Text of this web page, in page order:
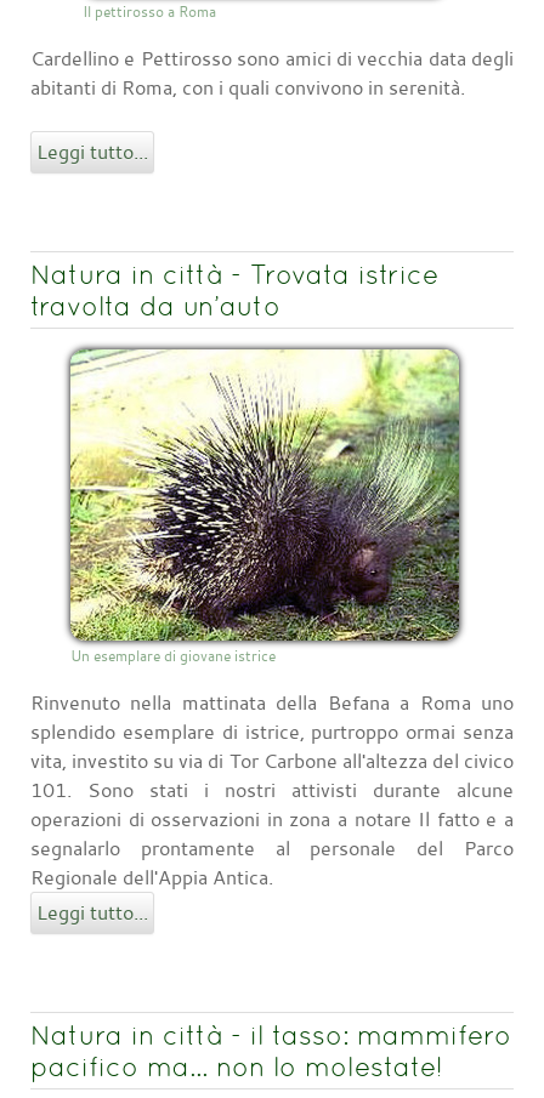
Il pettirosso a Roma
Cardellino e Pettirosso sono amici di vecchia data degli
abitanti di Roma, con i quali convivono in serenità.
Leggi tutto...
Natura in città - Trovata istrice
travolta da un’auto
Un esemplare di giovane istrice
Rinvenuto nella mattinata della Befana a Roma uno
splendido esemplare di istrice, purtroppo ormai senza
vita, investito su via di Tor Carbone all'altezza del civico
101. Sono stati i nostri attivisti durante alcune
operazioni di osservazioni in zona a notare Il fatto e a
segnalarlo prontamente al personale del Parco
Regionale dell'Appia Antica.
Leggi tutto...
Natura in città - il tasso: mammifero
pacifico ma… non lo molestate!